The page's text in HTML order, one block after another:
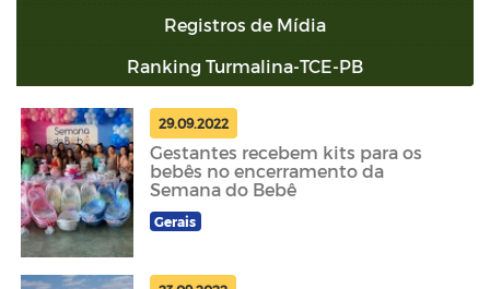
Registros de Mídia
Ranking Turmalina-TCE-PB
29.09.2022
Gestantes recebem kits para os
bebês no encerramento da
Semana do Bebê
Gerais